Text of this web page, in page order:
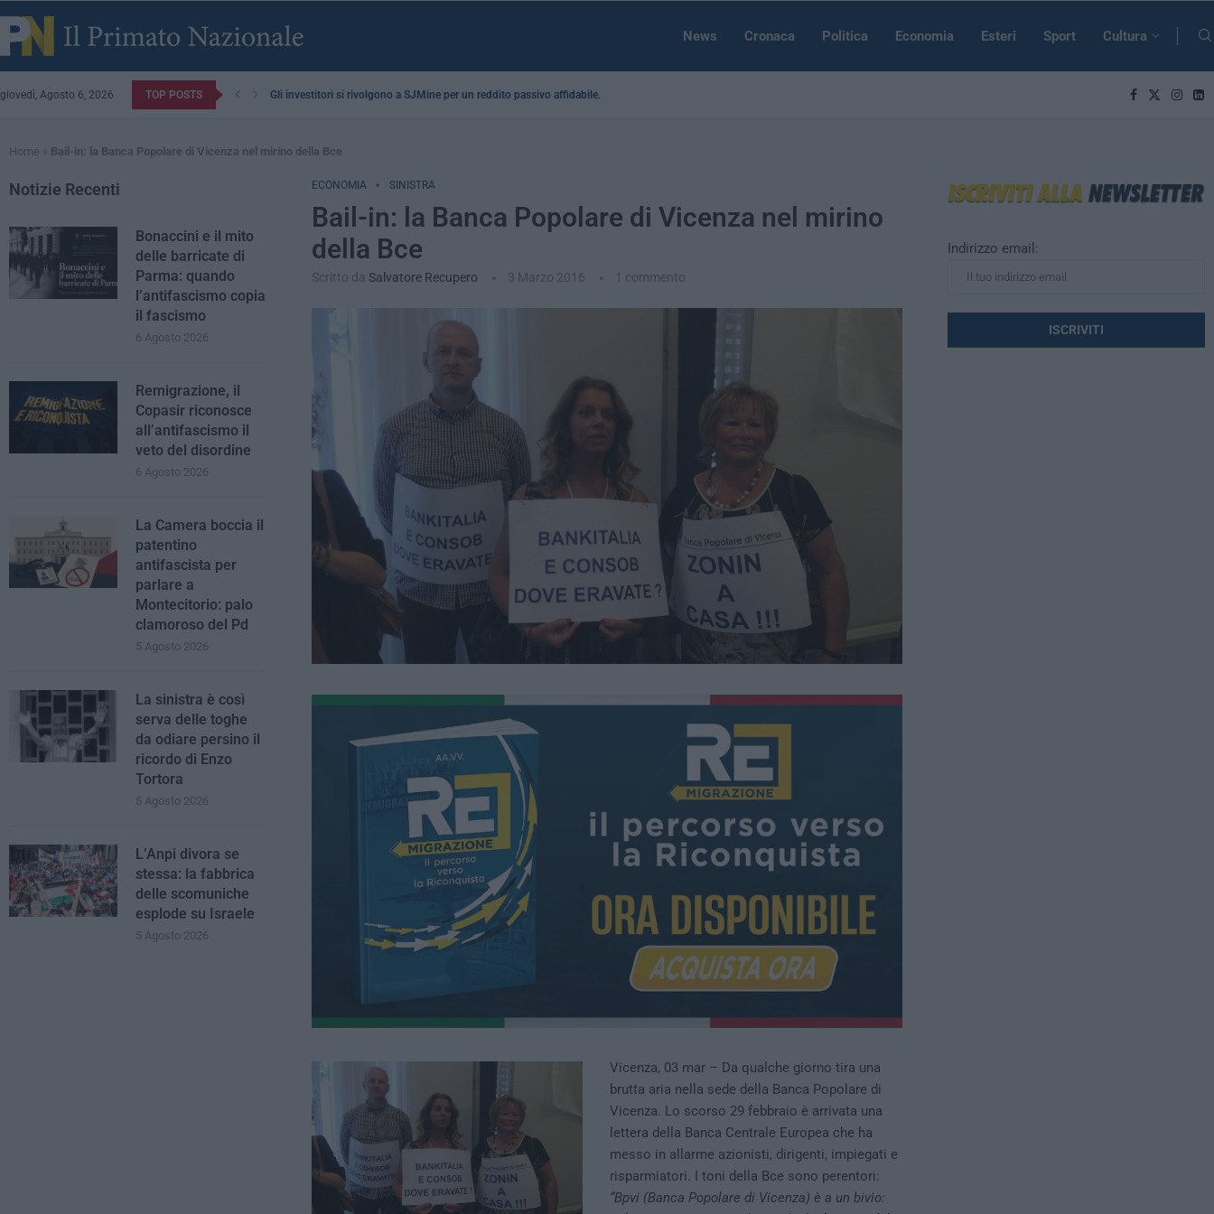
News Cronaca Politica Economia Esteri Sport Cultura
giovedì, Agosto 6, 2026 TOP POSTS Gli investitori si rivolgono a SJMine per un reddito passivo affidabile...
Home » Bail-in: la Banca Popolare di Vicenza nel mirino della Bce
ECONOMIA SINISTRA
Bail-in: la Banca Popolare di Vicenza nel mirino
della Bce
Scritto da Salvatore Recupero 3 Marzo 2016 1 commento
Vicenza, 03 mar – Da qualche giorno tira una
brutta aria nella sede della Banca Popolare di
Vicenza. Lo scorso 29 febbraio è arrivata una
lettera della Banca Centrale Europea che ha
messo in allarme azionisti, dirigenti, impiegati e
risparmiatori. I toni della Bce sono perentori:
“Bpvi (Banca Popolare di Vicenza) è a un bivio:
Indirizzo email:
Notizie Recenti
Bonaccini e il mito
delle barricate di
Parma: quando
l’antifascismo copia
il fascismo
6 Agosto 2026
Remigrazione, il
Copasir riconosce
all’antifascismo il
veto del disordine
6 Agosto 2026
La Camera boccia il
patentino
antifascista per
parlare a
Montecitorio: palo
clamoroso del Pd
5 Agosto 2026
La sinistra è così
serva delle toghe
da odiare persino il
ricordo di Enzo
Tortora
5 Agosto 2026
L’Anpi divora se
stessa: la fabbrica
delle scomuniche
esplode su Israele
5 Agosto 2026